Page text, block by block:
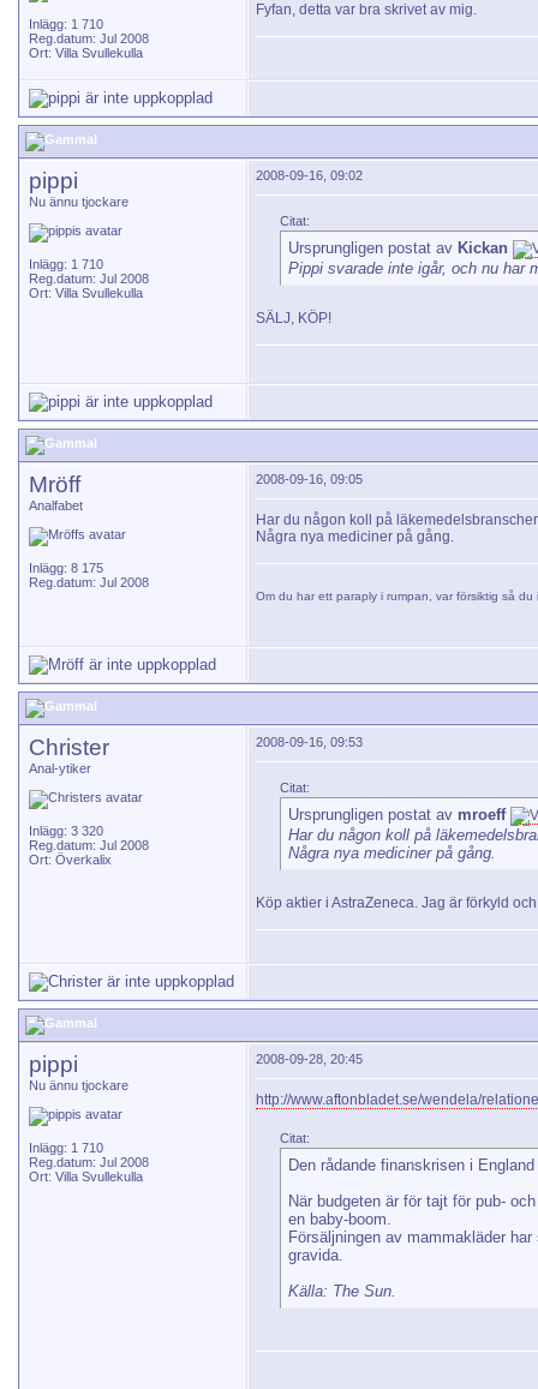
Inlägg: 1 710
Reg.datum: Jul 2008
Ort: Villa Svullekulla
Fyfan, detta var bra skrivet av mig.
pippi
Nu ännu tjockare
Inlägg: 1 710
Reg.datum: Jul 2008
Ort: Villa Svullekulla
2008-09-16, 09:02
Citat:
Ursprungligen postat av Kickan
Pippi svarade inte igår, och nu har
SÄLJ, KÖP!
Mröff
Analfabet
Inlägg: 8 175
Reg.datum: Jul 2008
2008-09-16, 09:05
Har du någon koll på
Några nya mediciner på gång.
Om du har ett paraply i rumpan, var försiktig så
Christer
Anal-ytiker
Inlägg: 3 320
Reg.datum: Jul 2008
Ort: Överkalix
2008-09-16, 09:53
Citat:
Ursprungligen postat av mroeff
Har du någon koll på
Några nya mediciner på gång.
Köp aktier i AstraZeneca. Jag är förkyld
pippi
Nu ännu tjockare
Inlägg: 1 710
Reg.datum: Jul 2008
Ort: Villa Svullekulla
2008-09-28, 20:45
http://www.aftonbladet.se/wendela/
Citat:
Den rådande finanskrisen i
När budgeten är för tajt för pub-
en baby-boom.
Försäljningen av mammakläder
gravida.
Källa: The Sun.